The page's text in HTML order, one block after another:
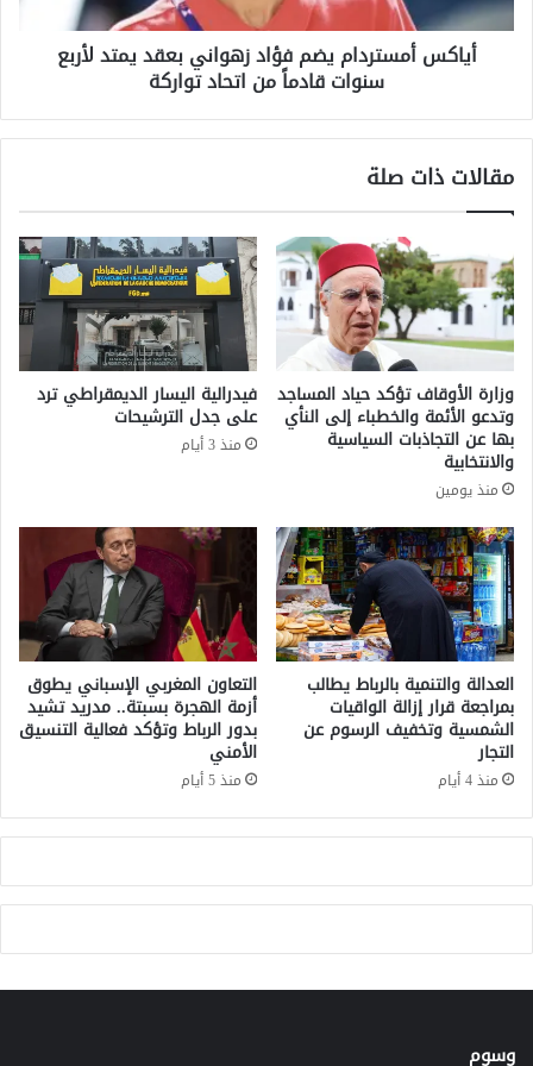
م
د
ب
ش
ل
و
ن
ة
ب
س
ب
ب
ح
ر
ا
ئ
ق
غ
ا
ب
ا
ت
ف
ي
ك
ا
ا
ن
ا
م
ت
م
ض
م
ؤ
ا
د
ز
ه
و
ا
ن
ي
ب
ع
ق
د
ي
م
ت
د
ل
أ
ر
ب
ع
ن
ا
ت
ا
م
أياكس أمستردام يضم فؤاد زهواني بعقد يمتد لأربع
سنوات قادماً من اتحاد تواركة
مقالات ذات صلة
وزارة الأوقاف تؤكد حياد المساجد
وتدعو الأئمة والخطباء إلى النأي
بها عن التجاذبات السياسية
والانتخابية
منذ يومين
فيدرالية اليسار الديمقراطي ترد
على جدل الترشيحات
منذ 3 أيام
العدالة والتنمية بالرباط يطالب
بمراجعة قرار إزالة الواقيات
الشمسية وتخفيف الرسوم عن
التجار
منذ 4 أيام
التعاون المغربي الإسباني يطوق
أزمة الهجرة بسبتة.. مدريد تشيد
بدور الرباط وتؤكد فعالية التنسيق
الأمني
منذ 5 أيام
وسوم